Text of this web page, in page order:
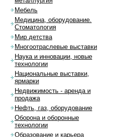
Мебель
Медицина, оборудование.
Стоматология
Мир детства
Многоотраслевые выставки
Наука и инновации, новые
технологии
Национальные выставки,
ярмарки
Недвижимость - аренда и
продажа
Нефть, газ, оборудование
Оборона и оборонные
технологии
Образование и карьера